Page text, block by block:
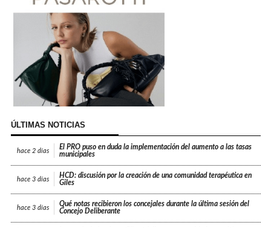
ÚLTIMAS NOTICIAS
hace 2 días
El PRO puso en duda la implementación del aumento a las tasas
municipales
hace 3 días
HCD: discusión por la creación de una comunidad terapéutica en
Giles
hace 3 días
Qué notas recibieron los concejales durante la última sesión del
Concejo Deliberante